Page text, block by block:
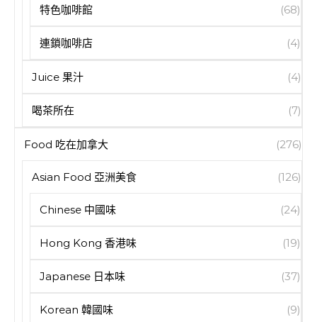
特色咖啡館 (68)
連鎖咖啡店 (4)
Juice 果汁 (4)
喝茶所在 (7)
Food 吃在加拿大 (276)
Asian Food 亞洲美食 (126)
Chinese 中國味 (24)
Hong Kong 香港味 (19)
Japanese 日本味 (37)
Korean 韓國味 (9)